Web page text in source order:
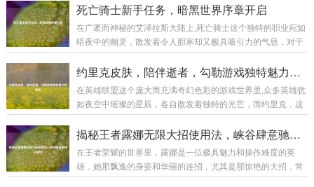
又或许是镜面般的光洁,反射出耀眼的光芒。...
把钥匙,开启了一段充满挑战与惊喜的奇幻之旅。 当你创建一个
死亡骑士角色，从冰封王座的阴影中苏醒的那一刻起，新手任
务便正式拉开了帷幕，首先映入眼帘的是那阴森恐怖的场景，
周围弥漫着冰冷的雾气，荒芜的大地，残败的建筑，仿佛都在
入了一个与其他职业截然不同的世界。 第...
死亡骑士新手任务，暗黑世界序章开启
在广袤而神秘的艾泽拉斯大陆上,死亡骑士这个独特的职业宛如
暗夜中的幽灵，散发着令人胆寒却又极具吸引力的气息，对于
新手玩家来说，死亡骑士的新手任务线就像是一扇通往黑暗力
量世界的大门，引领着他们开启一段充满奇幻与挑战的旅程。
当玩家创建死亡骑士角色后,首先会置身于一个阴森恐怖的场景
之中，这里弥漫着腐臭的气息，灰暗的天空下是一片荒芜的焦
土，残垣断壁间不时有幽灵般的生物飘荡而过，新手任务就在
更是一次深入了解死亡骑士背景故事和职业特...
约里克皮肤，陪伴逝者，勾勒游戏独特魅力风景线
在英雄联盟这个庞大而充满奇幻色彩的游戏世界里,众多英雄犹
如夜空中璀璨的星辰，各自散发着独特的光芒，而约里克，这
位守墓人英雄，以其神秘、暗黑的风格吸引了不少玩家的目
光，他的那些精美皮肤更是在游戏中为玩家带来了别样的体
验。 约里克的原始皮肤自带一种阴森的气息,他身着黑色的长
袍，头戴破旧的帽子，手中那巨大的墓园铲仿佛能轻易地掘开
坟墓，召唤出墓穴中的亡魂，他的技能特效也与整体风格相契
揭秘王者露娜无限大招使用法，峡谷肆意驰骋不是梦！
在王者荣耀的世界里，露娜是一位极具魅力和操作难度的英
雄，她那飘逸的身姿和华丽的连招，尤其是那惊艳的大招，常
常能在团战中创造出以少胜多的奇迹，要想熟练掌握露娜的大